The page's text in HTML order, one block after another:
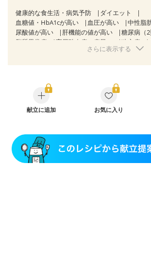
健康的な食生活・病気予防
ダイエット
血糖値・HbA1cが高い
血圧が高い
中性脂
尿酸値が高い
肝機能の値が高い 糖尿病（2
脂質異常症
高尿酸血症（痛風） 狭心症
胆石症
非アルコール
乳がん（抗がん剤治療中）
乳がん（ホルモ
乳がん（放射線治療中）
乳がん治療を終えた方・経過観察中の方など
妊婦健診・血糖値が気になる（初期）
妊娠糖尿病(初期)
産後（母乳）
産後（混
産後（ミルク）
さらに表示する
献立に追加 お気に入り